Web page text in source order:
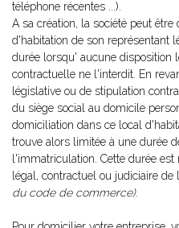
téléphone récentes ...).
A sa création, la société peut être
d'habitation de son représentant
durée lorsqu' aucune disposition
contractuelle ne l'interdit. En
législative ou de stipulation
du siège social au domicile
domiciliation dans ce local
trouve alors limitée à une durée
l'immatriculation. Cette durée
légal, contractuel ou judiciaire
du code de commerce).